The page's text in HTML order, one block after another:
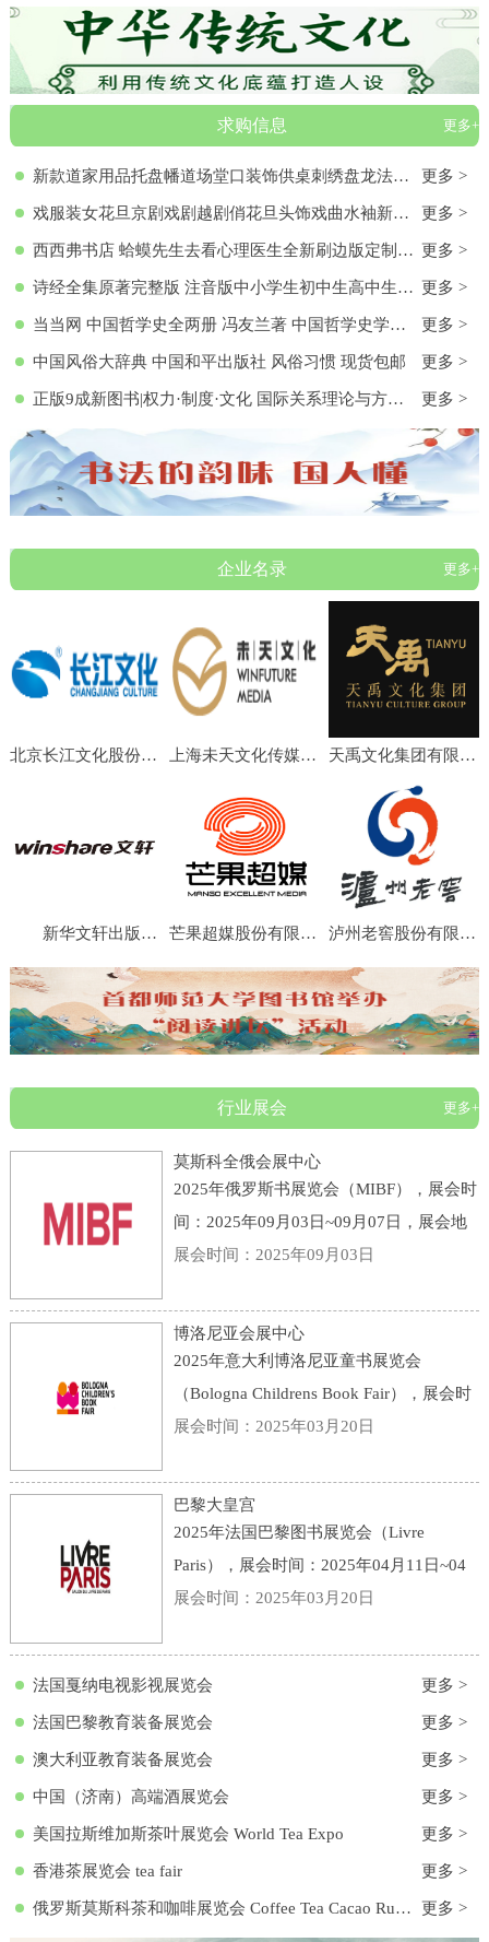
求购信息 更多+
新款道家用品托盘幡道场堂口装饰供桌刺绣盘龙法器香盘幡全套 更多 >
戏服装女花旦京剧戏剧越剧俏花旦头饰戏曲水袖新款黄梅戏服演出服 更多 >
西西弗书店 蛤蟆先生去看心理医生全新刷边版定制书特装书收藏书蛤蟆先生去看心理医生(纪念版) 白边版本 心理学入门 零基础心理学 更多 >
诗经全集原著完整版 注音版中小学生初中生高中生成人无删减305首诗经楚辞详解版拼音注析 中华藏书局译注解析鉴赏古诗词诠译书 更多 >
当当网 中国哲学史全两册 冯友兰著 中国哲学史学科的奠基之作 附录《中国哲学小史》 冯友兰之女宗璞首肯 正版书籍 更多 >
中国风俗大辞典 中国和平出版社 风俗习惯 现货包邮 更多 >
正版9成新图书|权力·制度·文化 国际关系理论与方法研究文集(第 更多 >
企业名录 更多+
北京长江文化股份有限公司 上海未天文化传媒有限公司 天禹文化集团有限公司
新华文轩出版传媒股份有限公司 芒果超媒股份有限公司 泸州老窖股份有限公司
行业展会 更多+
莫斯科全俄会展中心
2025年俄罗斯书展览会（MIBF），展会时
间：2025年09月03日~09月07日，展会地
点：俄罗斯-莫斯科-119 Prospekt Mira,
LITERATURA PUBLI
展会时间：2025年09月03日
博洛尼亚会展中心
2025年意大利博洛尼亚童书展览会
（Bologna Childrens Book Fair），展会时
间：2025年03月31日~04月03日，展会地
中心
展会时间：2025年03月20日
巴黎大皇宫
2025年法国巴黎图书展览会（Livre
Paris），展会时间：2025年04月11日~04
月13日，展会地点：法国-巴黎-3 Avenue
期
展会时间：2025年03月20日
法国戛纳电视影视展览会 更多 >
法国巴黎教育装备展览会 更多 >
澳大利亚教育装备展览会 更多 >
中国（济南）高端酒展览会 更多 >
美国拉斯维加斯茶叶展览会 World Tea Expo 更多 >
香港茶展览会 tea fair 更多 >
俄罗斯莫斯科茶和咖啡展览会 Coffee Tea Cacao Russian Expo 更多 >